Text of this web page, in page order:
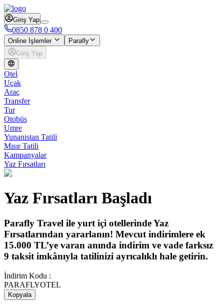
Giriş Yap
0850 878 0 400
Online İşlemler
Parafly
Giriş Yap
Otel
Uçak
Araç
Transfer
Tur
Otobüs
Umre
Yunanistan Tatili
Mısır Tatili
Kampanyalar
Yaz Fırsatları
Yaz Fırsatları Başladı
Parafly Travel ile yurt içi otellerinde Yaz
Fırsatlarından yararlanın! Mevcut indirimlere ek
15.000 TL’ye varan anında indirim ve vade farksız
9 taksit imkânıyla tatilinizi ayrıcalıklı hale getirin.
İndirim Kodu :
PARAFLYOTEL
Kopyala